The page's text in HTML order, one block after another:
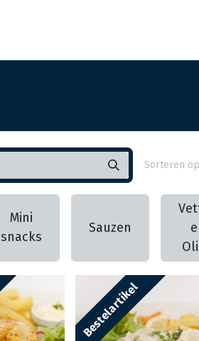
Sorteren
Mini
snacks
Sauzen
Bestelartikel